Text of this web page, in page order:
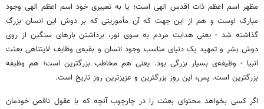
مظهر اسم اعظم ذات اقدس الهی است؛ یا به تعبیری خود اسم اعظم الهی وجود
مبارک اوست و هم از این جهت که آن مأموریتی که بر دوش این انسان بزرگ
گذاشته شد - یعنی هدایت مردم به سوی نور، برداشتن بارهای سنگین از روی
دوش بشر و تمهید یک دنیای مناسب وجود انسان و بقیه‌ی وظایف لایتناهی بعثت
انبیا - وظیفه‌ی بسیار بزرگی بود. یعنی هم مخاطب بزرگترین است؛ هم وظیفه
بزرگترین است. پس، این روز بزرگترین و عزیزترین روز تاریخ است.
اگر کسی بخواهد محتوای بعثت را در چارچوب آنچه که با عقول ناقص خودمان